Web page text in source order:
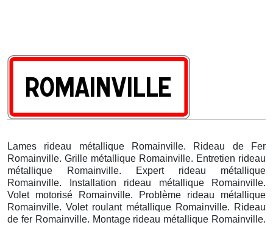
Lames rideau métallique Romainville. Rideau de Fer
Romainville. Grille métallique Romainville. Entretien rideau
métallique Romainville. Expert rideau métallique
Romainville. Installation rideau métallique Romainville.
Volet motorisé Romainville. Problème rideau métallique
Romainville. Volet roulant métallique Romainville. Rideau
de fer Romainville. Montage rideau métallique Romainville.